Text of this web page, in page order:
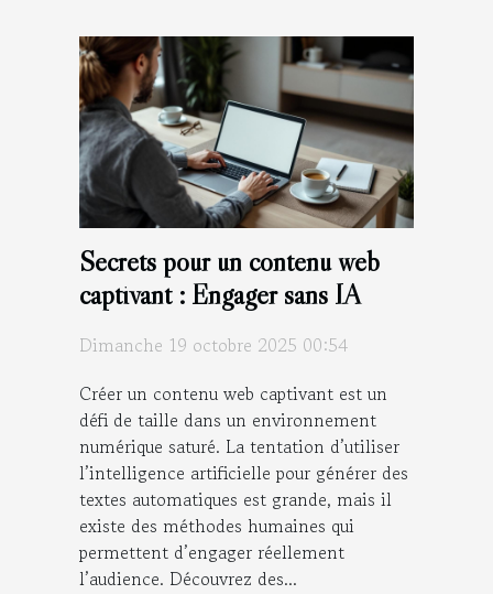
Secrets pour un contenu web
captivant : Engager sans IA
Dimanche 19 octobre 2025 00:54
Créer un contenu web captivant est un
défi de taille dans un environnement
numérique saturé. La tentation d’utiliser
l’intelligence artificielle pour générer des
textes automatiques est grande, mais il
existe des méthodes humaines qui
permettent d’engager réellement
l’audience. Découvrez des...